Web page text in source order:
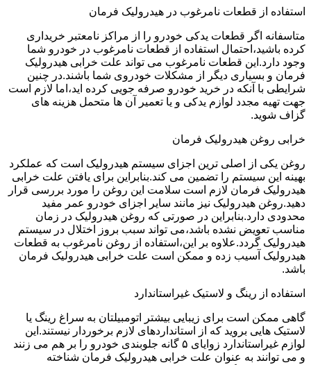
استفاده از قطعات نامرغوب در هیدرولیک فرمان
متاسفانه اگر قطعات یدکی خودرو را از مراکز نامعتبر خریداری
کرده باشید،احتمال استفاده از قطعات نامرغوب در خودرو شما
وجود دارد.این قطعات نامرغوب می تواند علت خرابی هیدرولیک
فرمان و بسیاری دیگر از مشکلات خودروی شما باشند.در چنین
شرایطی با آنکه در خرید خودرو صرفه جویی کرده اید،اما لازم است
جهت تهیه مجدد لوازم یدکی و یا تعمیر آن ها متحمل هزینه های
گزاف شوید.
خرابی روغن هیدرولیک فرمان
روغن یکی از اصلی ترین اجزای سیستم هیدرولیک است که عملکرد
بهینه این سیستم را تضمین می کند.بنابراین برای یافتن علت خرابی
هیدرولیک فرمان لازم است سلامت این روغن را مورد بررسی قرار
دهید.روغن هیدرولیک نیز مانند سایر اجزای خودرو عمر مفید
محدودی دارد.بنابراین در صورتی که روغن هیدرولیک در زمان
مناسب تعویض نشده باشد،می تواند سبب بروز اختلال در سیستم
هیدرولیک گردد.علاوه بر این،استفاده از روغن نامرغوب به قطعات
هیدرولیک آسیب زده و ممکن است علت خرابی هیدرولیک فرمان
باشد.
استفاده از رینگ و لاستیک غیراستاندارد
گاهی ممکن است برای زیبایی بیشتر اتومبیلتان به سراغ رینگ یا
لاستیک هایی بروید که از استانداردهای لازم برخوردار نیستند.این
لوازم غیراستاندارد زوایای ۵ گانه جلوبندی خودرو را بر هم می زنند
و می توانند به عنوان علت خرابی هیدرولیک فرمان شناخته